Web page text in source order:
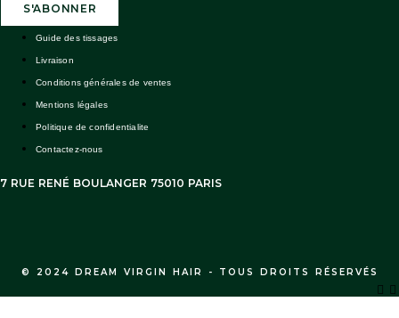
Guide des tissages
Livraison
Conditions générales de ventes
Mentions légales
Politique de confidentialite
Contactez-nous
7 RUE RENÉ BOULANGER 75010 PARIS
© 2024 DREAM VIRGIN HAIR - TOUS DROITS RÉSERVÉS